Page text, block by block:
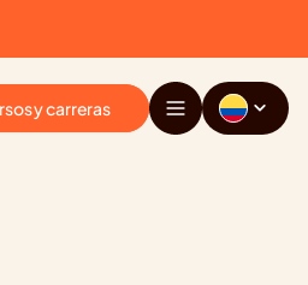
y carreras